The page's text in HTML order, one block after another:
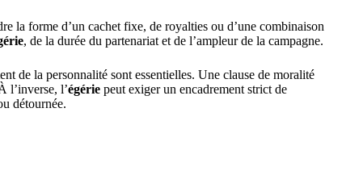
la forme d’un cachet fixe, de royalties ou d’une combinaison
, de la durée du partenariat et de l’ampleur de la campagne.
de la personnalité sont essentielles. Une clause de moralité
l’inverse, l’égérie peut exiger un encadrement strict de
détournée.